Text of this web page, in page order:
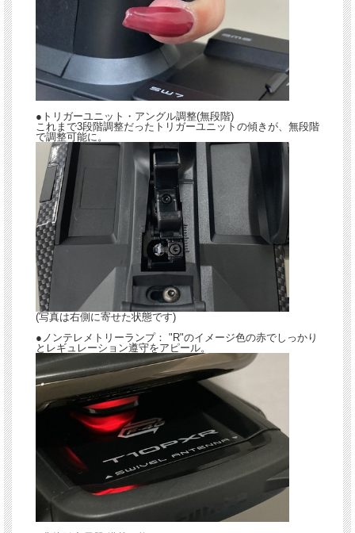
●トリガーユニット・アングル調整(無段階)
これまで3段階調整だったトリガーユニットの傾きが、無段階
で調整可能に。
(写真は右側に寄せた状態です)
●ノンテレメトリーランプ： "R"のイメージ色の赤でしっかり
とレギュレーション遵守をアピール。